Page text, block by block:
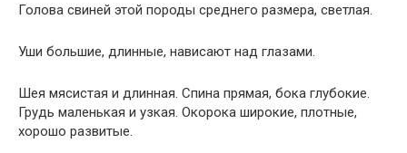
Голова свиней этой породы среднего размера, светлая.
Уши большие, длинные, нависают над глазами.
Шея мясистая и длинная. Спина прямая, бока глубокие.
Грудь маленькая и узкая. Окорока широкие, плотные,
хорошо развитые.